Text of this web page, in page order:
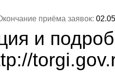
приёма заявок:
и